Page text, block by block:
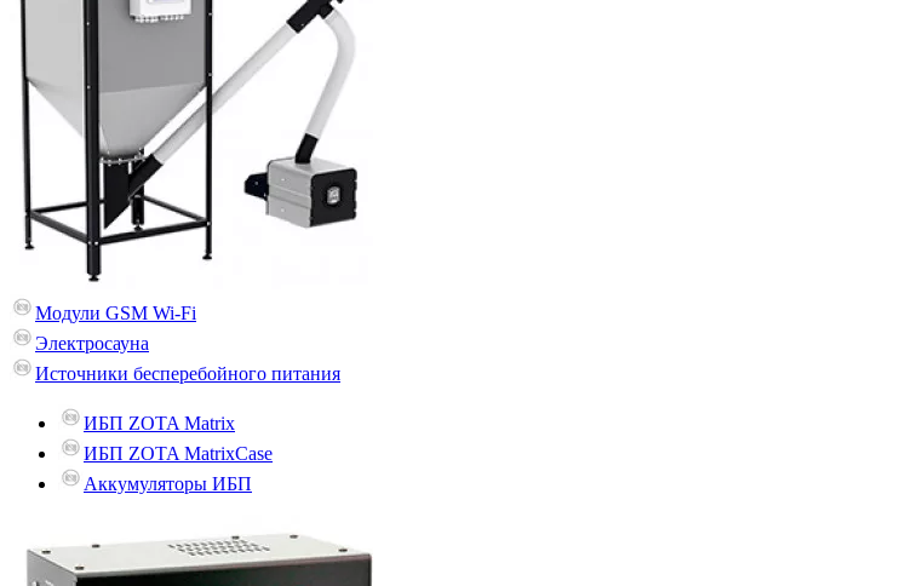
Модули GSM Wi-Fi
Электросауна
Источники бесперебойного питания
ИБП ZOTA Matrix
ИБП ZOTA MatrixCase
Аккумуляторы ИБП